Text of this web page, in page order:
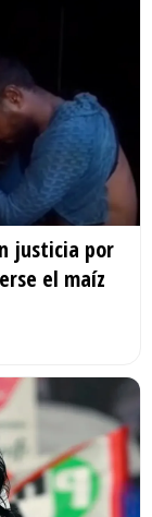
justicia por
el maíz